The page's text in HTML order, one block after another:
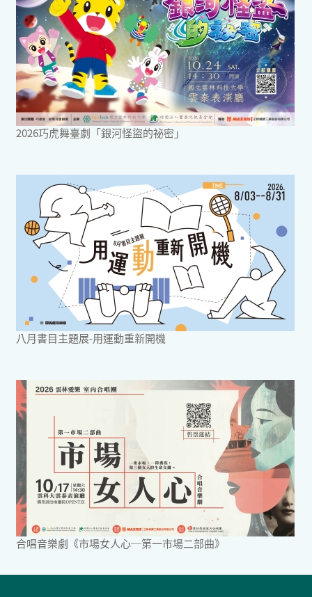
2026巧虎舞臺劇「銀河怪盜的祕密」
八月書目主題展-用運動重新開機
合唱音樂劇《市場女人心─第一市場二部曲》